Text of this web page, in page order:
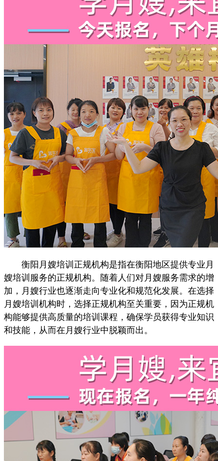
衡阳月嫂培训正规机构是指在衡阳地区提供专业月
嫂培训服务的正规机构。随着人们对月嫂服务需求的增
加，月嫂行业也逐渐走向专业化和规范化发展。在选择
月嫂培训机构时，选择正规机构至关重要，因为正规机
构能够提供高质量的培训课程，确保学员获得专业知识
和技能，从而在月嫂行业中脱颖而出。